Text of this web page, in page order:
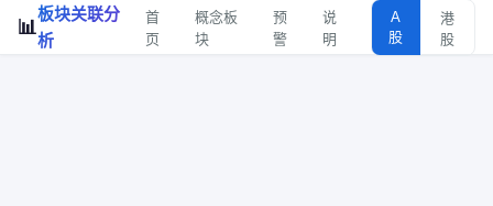
📊
板块关联分
析
首
页
概念板
块
预
警
说
明
A
股
港
股